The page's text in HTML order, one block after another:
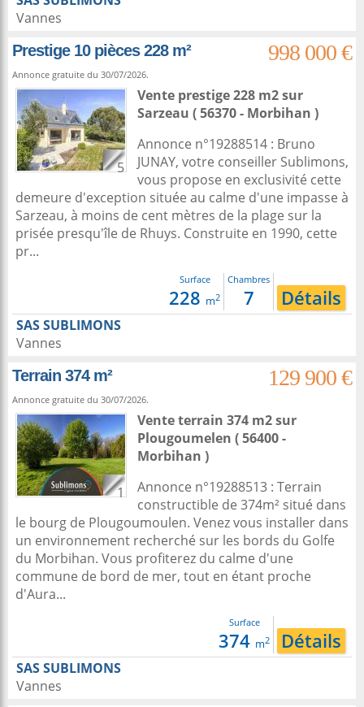
Vannes
Prestige 10 pièces 228 m²
998 000 €
Annonce gratuite du 30/07/2026.
5
Vente prestige 228 m2sur
Sarzeau ( 56370 - Morbihan )
Annonce n°19288514 : Bruno
JUNAY, votre conseiller Sublimons,
vous propose en exclusivité cette
demeure d'exception située au calme d'une impasse à
Sarzeau, à moins de cent mètres de la plage sur la
prisée presqu'île de Rhuys. Construite en 1990, cette
pr...
Surface
228 m2
Chambres
7 Détails
SAS SUBLIMONS
Vannes
Terrain 374 m²
129 900 €
Annonce gratuite du 30/07/2026.
1
Vente terrain 374 m2sur
Plougoumelen ( 56400 -
Morbihan )
Annonce n°19288513 : Terrain
constructible de 374m² situé dans
le bourg de Plougoumoulen. Venez vous installer dans
un environnement recherché sur les bords du Golfe
du Morbihan. Vous profiterez du calme d'une
commune de bord de mer, tout en étant proche
d'Aura...
Surface
374 m2 Détails
SAS SUBLIMONS
Vannes